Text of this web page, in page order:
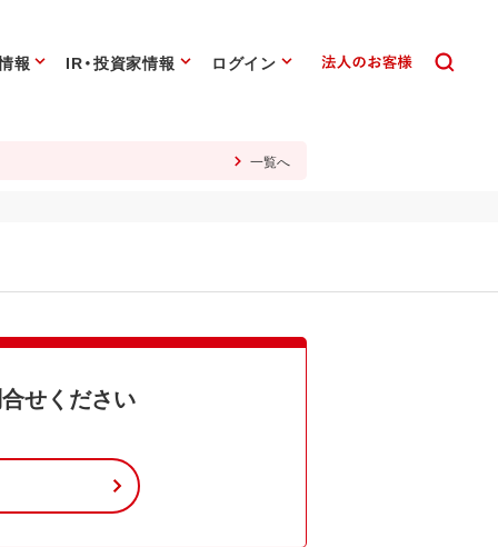
報 IR・投資家情報 ログイン
一覧へ
せください